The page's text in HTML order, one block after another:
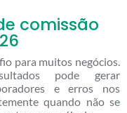
comissão
para muitos negócios.
pode gerar
e erros nos
quando não se